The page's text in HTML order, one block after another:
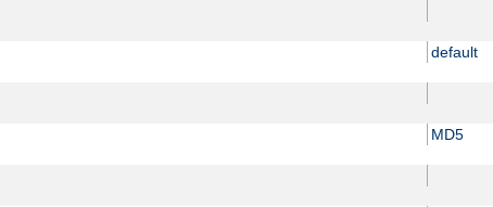
default
MD5